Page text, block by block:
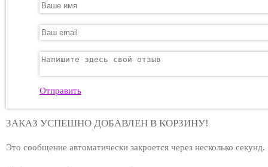
Отправить
ЗАКАЗ УСПЕШНО ДОБАВЛЕН В КОРЗИНУ!
Это сообщение автоматически закроется через несколько секунд.